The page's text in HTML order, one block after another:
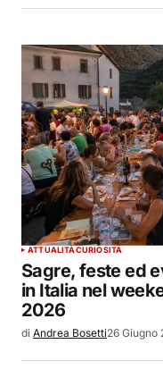
ATTUALITÀCURIOSITÀ
Sagre, feste ed
in Italia nel
2026
di Andrea Bosetti26 Giugno